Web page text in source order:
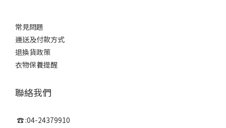
常見問題
運送及付款方式
退換貨政策
衣物保養提醒
聯絡我們
☎ :04-24379910